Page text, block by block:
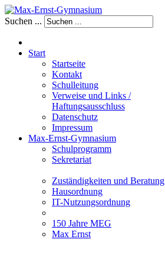
Suchen ...
Start
Startseite
Kontakt
Schulleitung
Verweise und Links /
Haftungsausschluss
Datenschutz
Impressum
Max-Ernst-Gymnasium
Schulprogramm
Sekretariat
Zuständigkeiten und Beratung
Hausordnung
IT-Nutzungsordnung
150 Jahre MEG
Max Ernst